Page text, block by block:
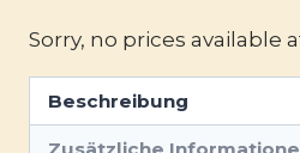
Sorry, no prices available
Beschreibung